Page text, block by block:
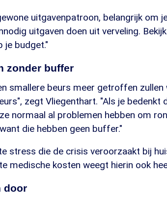
uitgavenpatroon, belangrijk om
uitgaven doen uit verveling.
je budget."
zonder buffer
smallere beurs meer getroffen zullen
zegt Vliegenthart. "Als je bedenkt
normaal al problemen hebben om
die hebben geen buffer."
stress die de crisis veroorzaakt bij
medische kosten weegt hierin ook
door